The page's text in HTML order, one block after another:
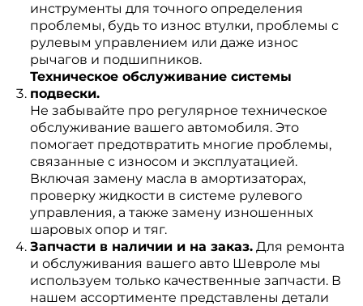
инструменты для точного определения
проблемы, будь то износ втулки, проблемы с
рулевым управлением или даже износ
рычагов и подшипников.
Техническое обслуживание системы
подвески.
Не забывайте про регулярное техническое
обслуживание вашего автомобиля. Это
помогает предотвратить многие проблемы,
связанные с износом и эксплуатацией.
Включая замену масла в амортизаторах,
проверку жидкости в системе рулевого
управления, а также замену изношенных
шаровых опор и тяг.
Запчасти в наличии и на заказ.Для ремонта
и обслуживания вашего авто Шевроле мы
используем только качественные запчасти. В
нашем ассортименте представлены детали